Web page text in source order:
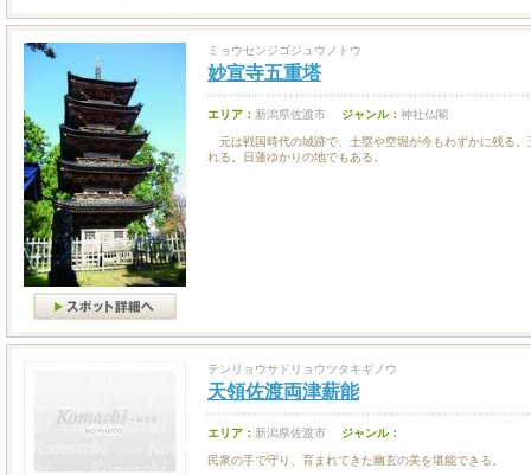
ミョウセンジゴジュウノトウ
妙宣寺五重塔
エリア： 新潟県佐渡市 ジャンル： 神社仏閣
元は戦国時代の城跡で、土塁や空堀が今もわずかに残る
れる。日蓮ゆかりの地でもある。
テンリョウサドリョウツタキギノウ
天領佐渡両津薪能
エリア： 新潟県佐渡市 ジャンル：
民衆の手で守り、育まれてきた幽玄の美を堪能できる。